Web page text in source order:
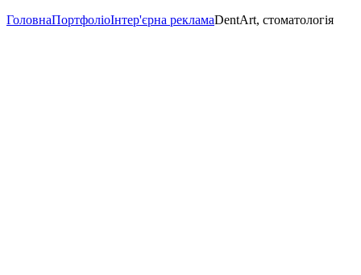
ГоловнаПортфоліоІнтер'єрна рекламаDentArt, стоматологія